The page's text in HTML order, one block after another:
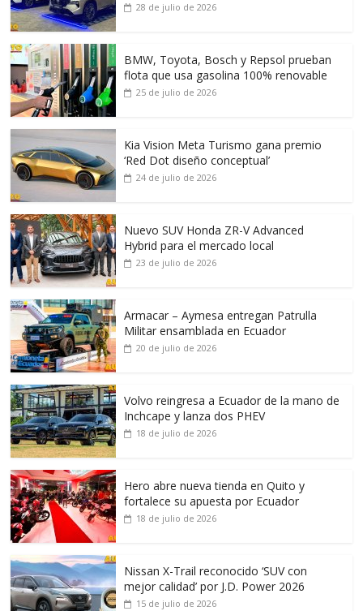
28 de julio de 2026
BMW, Toyota, Bosch y Repsol prueban
flota que usa gasolina 100% renovable
25 de julio de 2026
Kia Vision Meta Turismo gana premio
‘Red Dot diseño conceptual’
24 de julio de 2026
Nuevo SUV Honda ZR-V Advanced
Hybrid para el mercado local
23 de julio de 2026
Armacar – Aymesa entregan Patrulla
Militar ensamblada en Ecuador
20 de julio de 2026
Volvo reingresa a Ecuador de la mano de
Inchcape y lanza dos PHEV
18 de julio de 2026
Hero abre nueva tienda en Quito y
fortalece su apuesta por Ecuador
18 de julio de 2026
Nissan X-Trail reconocido ‘SUV con
mejor calidad’ por J.D. Power 2026
15 de julio de 2026